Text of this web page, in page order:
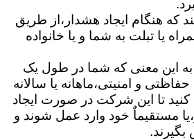
که هنگام ایجاد هشدار،از طریق
یا تبلت به شما و یا خانواده
این معنی که شما در طول یک
و امنیتی،ماهانه یا سالانه
تا این شرکت در صورت ایجاد
مستقیماٌ خود وارد عمل شوند و
بگیرند.